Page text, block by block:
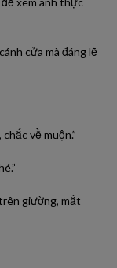
cửa mà đáng lẽ
về muộn.”
giường, mắt